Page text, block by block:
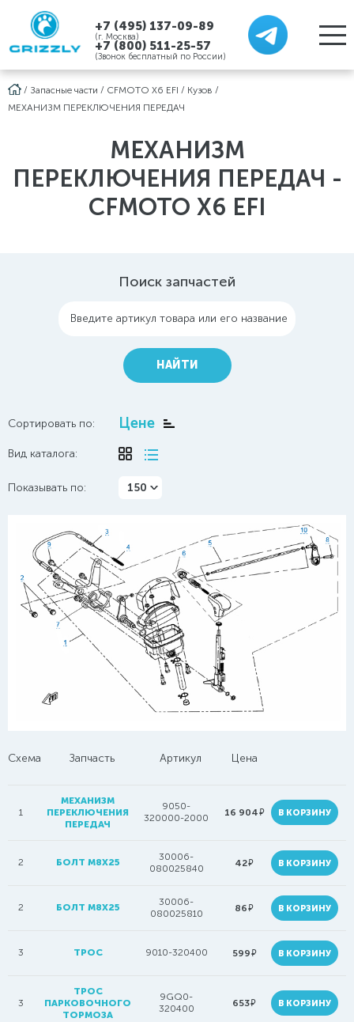
+7 (495) 137-09-89
(г. Москва)
+7 (800) 511-25-57
(Звонок бесплатный по России)
/ Запасные части / CFMOTO X6 EFI / Кузов /
МЕХАНИЗМ ПЕРЕКЛЮЧЕНИЯ ПЕРЕДАЧ
МЕХАНИЗМ
ПЕРЕКЛЮЧЕНИЯ ПЕРЕДАЧ -
CFMOTO X6 EFI
Поиск запчастей
Введите артикул товара или его название
НАЙТИ
Сортировать по: Цене
Вид каталога:
Показывать по: 150
Схема Запчасть Артикул Цена
1
МЕХАНИЗМ
ПЕРЕКЛЮЧЕНИЯ
ПЕРЕДАЧ
9050-
320000-2000
16 904руб. В КОРЗИНУ
2 БОЛТ М8Х25
30006-
080025840
42руб. В КОРЗИНУ
2 БОЛТ M8X25
30006-
080025810
86руб. В КОРЗИНУ
3 ТРОС 9010-320400 599руб. В КОРЗИНУ
3
ТРОС
ПАРКОВОЧНОГО
ТОРМОЗА
9GQ0-
320400
653руб. В КОРЗИНУ